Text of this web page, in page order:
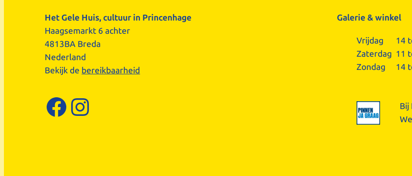
Het Gele Huis, cultuur in Princenhage
Haagsemarkt 6 achter
4813BA Breda
Nederland
Bekijk de bereikbaarheid
Facebook
Instagram
Galerie & winkel
Vrijdag
14
Zaterdag 11
Zondag
14
Bij